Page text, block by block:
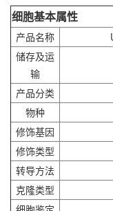
细胞基本属性
产品名称
储存及运
输
产品分类
物种
修饰基因
修饰类型
转导方法
克隆类型